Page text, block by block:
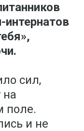
сил,
на
поле.
и не